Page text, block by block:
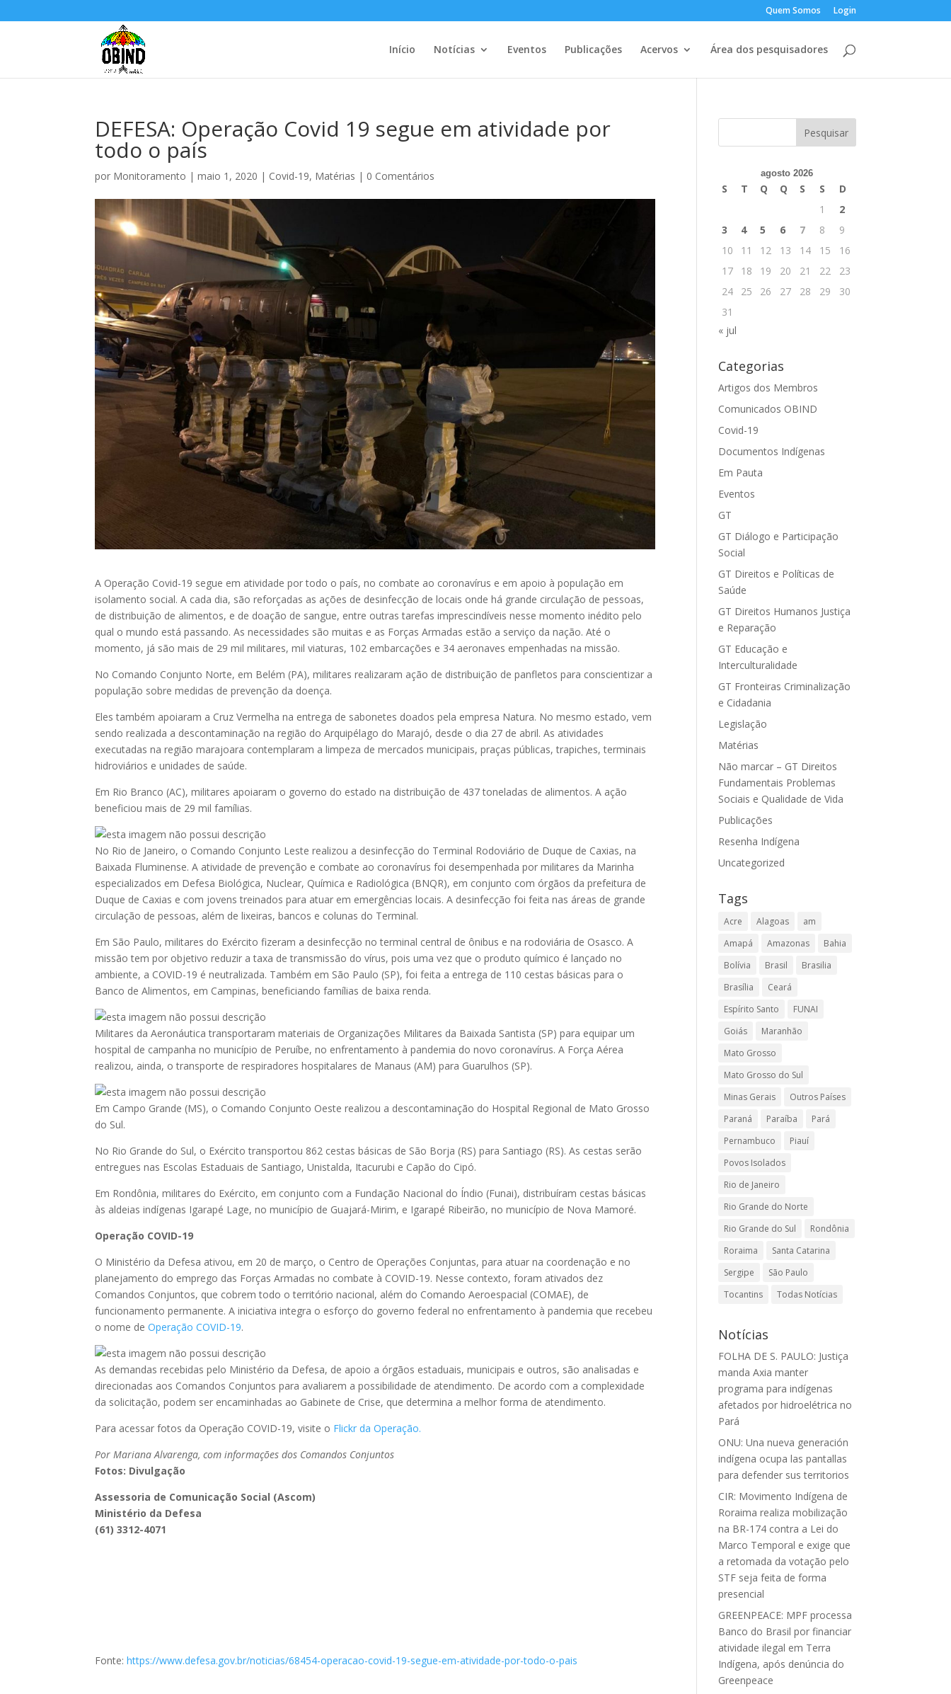
Quem Somos Login
Início Notícias Eventos Publicações Acervos Área dos pesquisadores
DEFESA: Operação Covid 19 segue em atividade por
todo o país
por Monitoramento |maio 1, 2020 | Covid-19, Matérias | 0 Comentários
A Operação Covid-19 segue em atividade por todo o país, no combate ao coronavírus e em apoio à população em
isolamento social. A cada dia, são reforçadas as ações de desinfecção de locais onde há grande circulação de pessoas,
de distribuição de alimentos, e de doação de sangue, entre outras tarefas imprescindíveis nesse momento inédito pelo
qual o mundo está passando. As necessidades são muitas e as Forças Armadas estão a serviço da nação. Até o
momento, já são mais de 29 mil militares, mil viaturas, 102 embarcações e 34 aeronaves empenhadas na missão.
No Comando Conjunto Norte, em Belém (PA), militares realizaram ação de distribuição de panfletos para conscientizar a
população sobre medidas de prevenção da doença.
Eles também apoiaram a Cruz Vermelha na entrega de sabonetes doados pela empresa Natura. No mesmo estado, vem
sendo realizada a descontaminação na região do Arquipélago do Marajó, desde o dia 27 de abril. As atividades
executadas na região marajoara contemplaram a limpeza de mercados municipais, praças públicas, trapiches, terminais
hidroviários e unidades de saúde.
Em Rio Branco (AC), militares apoiaram o governo do estado na distribuição de 437 toneladas de alimentos. A ação
beneficiou mais de 29 mil famílias.
No Rio de Janeiro, o Comando Conjunto Leste realizou a desinfecção do Terminal Rodoviário de Duque de Caxias, na
Baixada Fluminense. A atividade de prevenção e combate ao coronavírus foi desempenhada por militares da Marinha
especializados em Defesa Biológica, Nuclear, Química e Radiológica (BNQR), em conjunto com órgãos da prefeitura de
Duque de Caxias e com jovens treinados para atuar em emergências locais. A desinfecção foi feita nas áreas de grande
circulação de pessoas, além de lixeiras, bancos e colunas do Terminal.
Em São Paulo, militares do Exército fizeram a desinfecção no terminal central de ônibus e na rodoviária de Osasco. A
missão tem por objetivo reduzir a taxa de transmissão do vírus, pois uma vez que o produto químico é lançado no
ambiente, a COVID-19 é neutralizada. Também em São Paulo (SP), foi feita a entrega de 110 cestas básicas para o
Banco de Alimentos, em Campinas, beneficiando famílias de baixa renda.
Militares da Aeronáutica transportaram materiais de Organizações Militares da Baixada Santista (SP) para equipar um
hospital de campanha no município de Peruíbe, no enfrentamento à pandemia do novo coronavírus. A Força Aérea
realizou, ainda, o transporte de respiradores hospitalares de Manaus (AM) para Guarulhos (SP).
Em Campo Grande (MS), o Comando Conjunto Oeste realizou a descontaminação do Hospital Regional de Mato Grosso
do Sul.
No Rio Grande do Sul, o Exército transportou 862 cestas básicas de São Borja (RS) para Santiago (RS). As cestas serão
entregues nas Escolas Estaduais de Santiago, Unistalda, Itacurubi e Capão do Cipó.
Em Rondônia, militares do Exército, em conjunto com a Fundação Nacional do Índio (Funai), distribuíram cestas básicas
às aldeias indígenas Igarapé Lage, no município de Guajará-Mirim, e Igarapé Ribeirão, no município de Nova Mamoré.
Operação COVID-19
O Ministério da Defesa ativou, em 20 de março, o Centro de Operações Conjuntas, para atuar na coordenação e no
planejamento do emprego das Forças Armadas no combate à COVID-19. Nesse contexto, foram ativados dez
Comandos Conjuntos, que cobrem todo o território nacional, além do Comando Aeroespacial (COMAE), de
funcionamento permanente. A iniciativa integra o esforço do governo federal no enfrentamento à pandemia que recebeu
o nome deOperação COVID-19.
As demandas recebidas pelo Ministério da Defesa, de apoio a órgãos estaduais, municipais e outros, são analisadas e
direcionadas aos Comandos Conjuntos para avaliarem a possibilidade de atendimento. De acordo com a complexidade
da solicitação, podem ser encaminhadas ao Gabinete de Crise, que determina a melhor forma de atendimento.
Para acessar fotos da Operação COVID-19, visite o Flickr da Operação.
Por Mariana Alvarenga, com informações dos Comandos Conjuntos
Fotos: Divulgação
Assessoria de Comunicação Social (Ascom)
Ministério da Defesa
(61) 3312-4071
Fonte: https://www.defesa.gov.br/noticias/68454-operacao-covid-19-segue-em-atividade-por-todo-o-pais
agosto 2026
S T Q Q S S
D
1
2
3
4 5 6 7 8
9
10
11 12 13 14 15
16
17
18 19 20 21 22
23
24
25 26 27 28 29
30
31
« jul
Categorias
Artigos dos Membros
Comunicados OBIND
Covid-19
Documentos Indígenas
Em Pauta
Eventos
GT
GT Diálogo e Participação
Social
GT Direitos e Políticas de
Saúde
GT Direitos Humanos Justiça
e Reparação
GT Educação e
Interculturalidade
GT Fronteiras Criminalização
e Cidadania
Legislação
Matérias
Não marcar – GT Direitos
Fundamentais Problemas
Sociais e Qualidade de Vida
Publicações
Resenha Indígena
Uncategorized
Tags
Acre Alagoas
am
Amapá
Amazonas
Bahia
Bolívia
Brasil
Brasilia
Brasília
Ceará
Espírito Santo
FUNAI
Goiás
Maranhão
Mato Grosso
Mato Grosso do Sul
Minas Gerais
Outros Países
Paraná
Paraíba
Pará
Pernambuco
Piauí
Povos Isolados
Rio de Janeiro
Rio Grande do Norte
Rio Grande do Sul
Rondônia
Roraima
Santa Catarina
Sergipe
São Paulo
Tocantins
Todas Notícias
Notícias
FOLHA DE S. PAULO: Justiça
manda Axia manter
programa para indígenas
afetados por hidroelétrica no
Pará
ONU: Una nueva generación
indígena ocupa las pantallas
para defender sus territorios
CIR: Movimento Indígena de
Roraima realiza mobilização
na BR-174 contra a Lei do
Marco Temporal e exige que
a retomada da votação pelo
STF seja feita de forma
presencial
GREENPEACE: MPF processa
Banco do Brasil por financiar
atividade ilegal em Terra
Indígena, após denúncia do
Greenpeace